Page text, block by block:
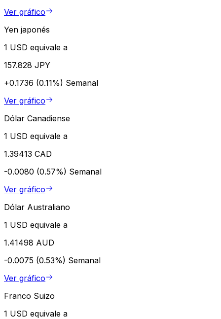
Ver gráfico
Yen japonés
1 USD equivale a
157.828 JPY
+0.1736 (0.11%) Semanal
Ver gráfico
Dólar Canadiense
1 USD equivale a
1.39413 CAD
-0.0080 (0.57%) Semanal
Ver gráfico
Dólar Australiano
1 USD equivale a
1.41498 AUD
-0.0075 (0.53%) Semanal
Ver gráfico
Franco Suizo
1 USD equivale a